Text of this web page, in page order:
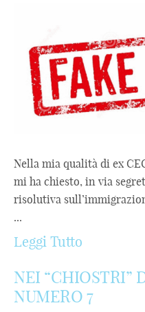
Nella mia qualità di ex
mi ha chiesto, in via
risolutiva
...
Leggi Tutto
NEI “CHIOSTRI”
NUMERO 7